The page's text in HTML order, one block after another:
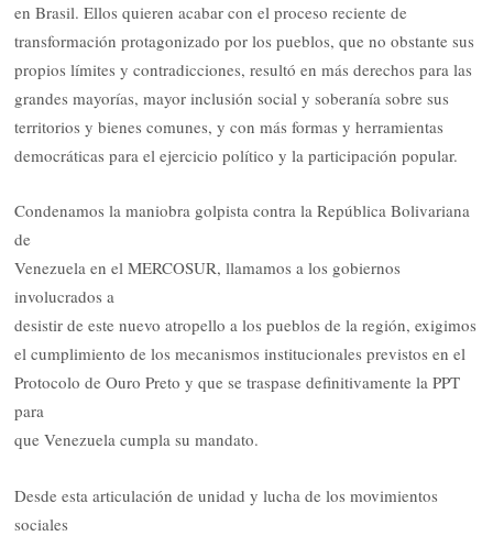
en Brasil. Ellos quieren acabar con el proceso reciente de
transformación protagonizado por los pueblos, que no obstante sus
propios límites y contradicciones, resultó en más derechos para las
grandes mayorías, mayor inclusión social y soberanía sobre sus
territorios y bienes comunes, y con más formas y herramientas
democráticas para el ejercicio político y la participación popular.
Condenamos la maniobra golpista contra la República Bolivariana
de
Venezuela en el MERCOSUR, llamamos a los gobiernos
involucrados a
desistir de este nuevo atropello a los pueblos de la región, exigimos
el cumplimiento de los mecanismos institucionales previstos en el
Protocolo de Ouro Preto y que se traspase definitivamente la PPT
para
que Venezuela cumpla su mandato.
Desde esta articulación de unidad y lucha de los movimientos
sociales